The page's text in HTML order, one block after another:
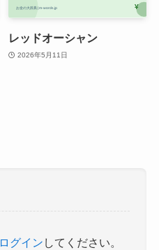
レッドオーシャン
2026年5月11日
ログイン してください。